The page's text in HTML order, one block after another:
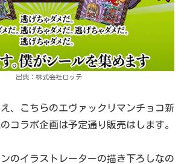
出典：株式会社ロッテ
、こちらのエヴァックリマンチョコ新
コラボ企画は予定通り販売はします。
のイラストレーターの描き下ろしなの